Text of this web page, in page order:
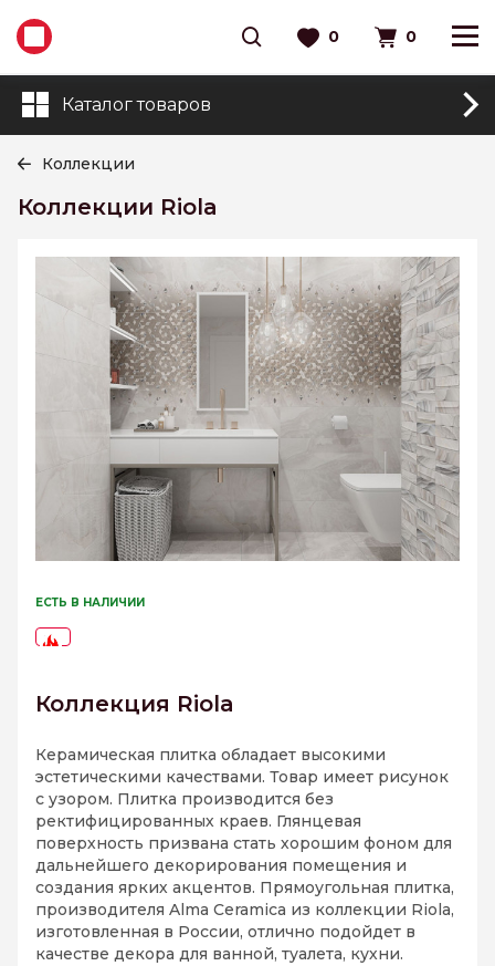
0 0
Каталог товаров
Коллекции
Коллекции Riola
ЕСТЬ В НАЛИЧИИ
Коллекция Riola
Керамическая плитка обладает высокими
эстетическими качествами. Товар имеет рисунок
с узором. Плитка производится без
ректифицированных краев. Глянцевая
поверхность призвана стать хорошим фоном для
дальнейшего декорирования помещения и
создания ярких акцентов. Прямоугольная плитка,
производителя Alma Ceramica из коллекции Riola,
изготовленная в России, отлично подойдет в
качестве декора для ванной, туалета, кухни.